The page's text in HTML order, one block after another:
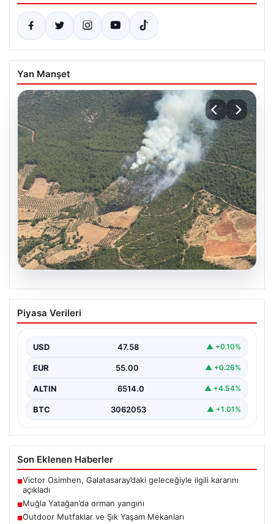
Yan Manşet
Muğla Yatağan’da orman yangını
{ "title": "Muğla Yatağan'da Orman Yangını Kontrol
Piyasa Verileri
USD 47.58 ▲ +0.10%
EUR 55.00 ▲ +0.26%
ALTIN 6514.0 ▲ +4.54%
BTC 3062053 ▲ +1.01%
Son Eklenen Haberler
■Victor Osimhen, Galatasaray’daki geleceğiyle ilgili kararını
açıkladı
■Muğla Yatağan’da orman yangını
■Outdoor Mutfaklar ve Şık Yaşam Mekanları